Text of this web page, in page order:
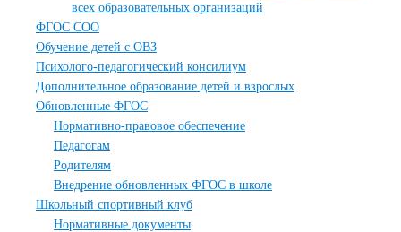
всех образовательных организаций
ФГОС СОО
Обучение детей с ОВЗ
Психолого-педагогический консилиум
Дополнительное образование детей и взрослых
Обновленные ФГОС
Нормативно-правовое обеспечение
Педагогам
Родителям
Внедрение обновленных ФГОС в школе
Школьный спортивный клуб
Нормативные документы